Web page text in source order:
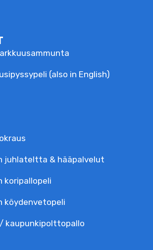
(also in English)
juhlateltta & hääpalvelut
koripallopeli
köydenvetopeli
kaupunkipolttopallo